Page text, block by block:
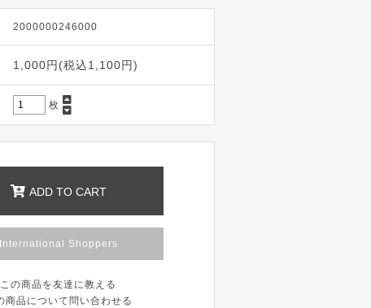
2000000246000
1,000円(税込1,100円)
枚
ADD TO CART
International Shoppers
この商品を友達に教える
商品について問い合わせる